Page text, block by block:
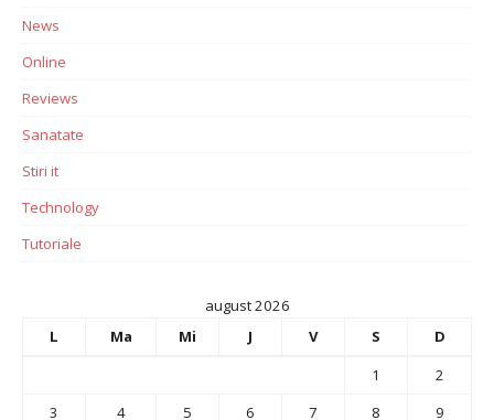
News
Online
Reviews
Sanatate
Stiri it
Technology
Tutoriale
august 2026
L
Ma Mi J V S
D
1
2
3
4 5 6 7 8
9